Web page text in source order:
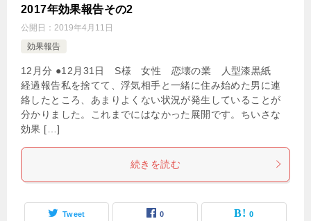
2017年効果報告その2
公開日： 2019年4月11日
効果報告
12月分 ●12月31日 S様 女性 恋壊の業 人型漆黒紙
経過報告私を捨てて、浮気相手と一緒に住み始めた男に連
絡したところ、あまりよくない状況が発生していることが
分かりました。これまでにはなかった展開です。ちいさな
効果 […]
続きを読む
Tweet 0 0